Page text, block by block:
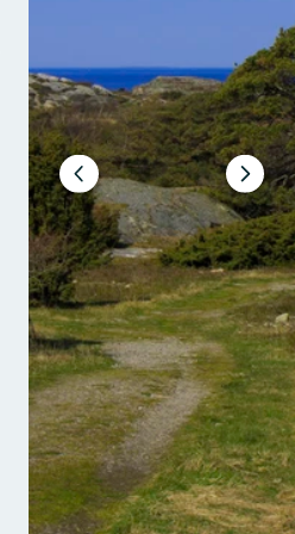
Previous
slide
Next
slide